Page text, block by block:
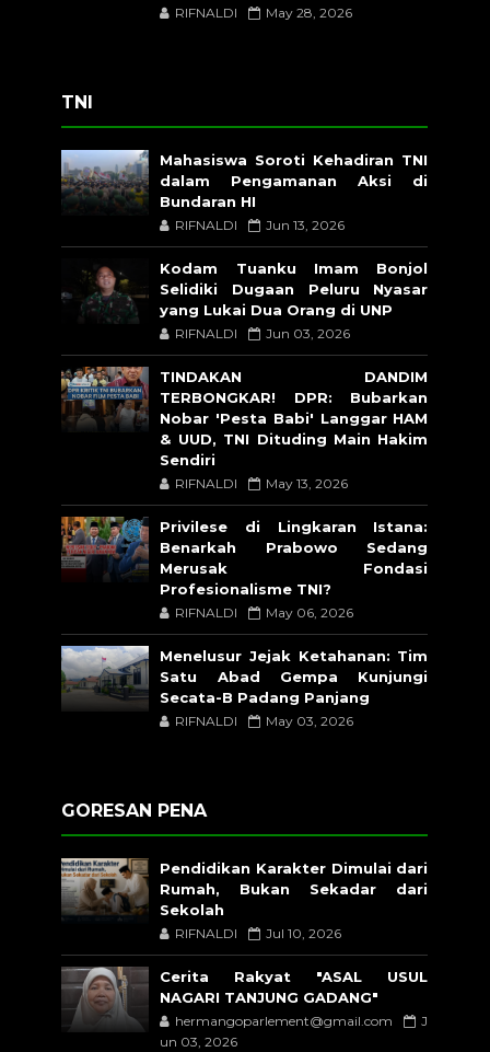
RIFNALDI May 28, 2026
TNI
Mahasiswa Soroti Kehadiran TNI
dalam Pengamanan Aksi di
Bundaran HI
RIFNALDI Jun 13, 2026
Kodam Tuanku Imam Bonjol
Selidiki Dugaan Peluru Nyasar
yang Lukai Dua Orang di UNP
RIFNALDI Jun 03, 2026
TINDAKAN DANDIM
TERBONGKAR! DPR: Bubarkan
Nobar 'Pesta Babi' Langgar HAM
& UUD, TNI Dituding Main Hakim
Sendiri
RIFNALDI May 13, 2026
Privilese di Lingkaran Istana:
Benarkah Prabowo Sedang
Merusak Fondasi
Profesionalisme TNI?
RIFNALDI May 06, 2026
Menelusur Jejak Ketahanan: Tim
Satu Abad Gempa Kunjungi
Secata-B Padang Panjang
RIFNALDI May 03, 2026
GORESAN PENA
Pendidikan Karakter Dimulai dari
Rumah, Bukan Sekadar dari
Sekolah
RIFNALDI Jul 10, 2026
Cerita Rakyat "ASAL USUL
NAGARI TANJUNG GADANG"
hermangoparlement@gmail.com
J
un 03, 2026